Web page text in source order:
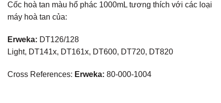
Cốc hoà tan màu hổ phác 1000mL tương thích với các loại
máy hoà tan của:
Erweka: DT126/128
Light, DT141x, DT161x, DT600, DT720, DT820
Cross References: Erweka: 80-000-1004